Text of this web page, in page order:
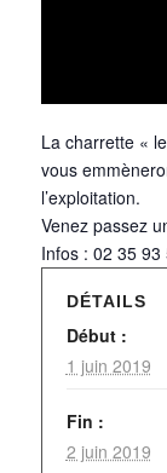
La charrette «
vous
l’exploitation.
Venez passez
Infos : 02 35
DÉTAILS
Début :
1 juin 2019
Fin :
2 juin 2019